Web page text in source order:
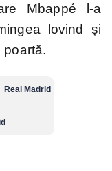
Mbappé l-a
lovind și
poartă.
Real Madrid